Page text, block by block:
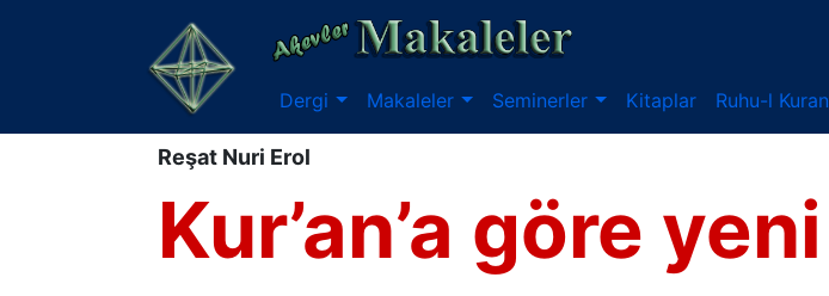
Dergi Makaleler Seminerler Kitaplar Ruhu-l Kuran
Reşat Nuri Erol
Kur’an’a göre yeni